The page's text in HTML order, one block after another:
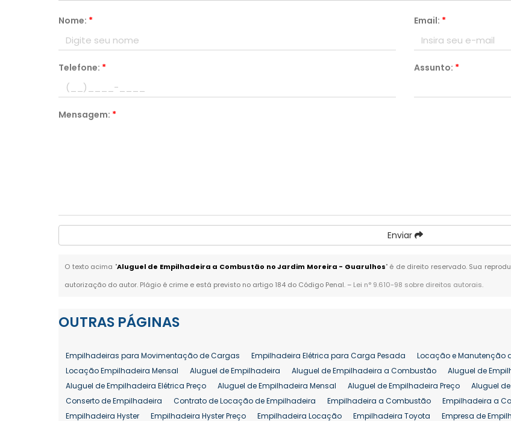
Nome: * Email: *
Telefone: * Assunto: *
Mensagem: *
Enviar
O texto acima "Aluguel de Empilhadeira a Combustão no Jardim Moreira - Guarulhos" é de direito reservado. Sua
autorização do autor. Plágio é crime e está previsto no artigo 184 do Código Penal. – Lei n° 9.610-98 sobre direitos autorais.
OUTRAS PÁGINAS
Empilhadeiras para Movimentação de Cargas Empilhadeira Elétrica para Carga Pesada Locação e Manutenção
Locação Empilhadeira Mensal
Aluguel de Empilhadeira Aluguel de Empilhadeira a Combustão Aluguel de
Aluguel de Empilhadeira Elétrica Preço
Aluguel de Empilhadeira Mensal Aluguel de Empilhadeira Preço Aluguel
Conserto de Empilhadeira
Contrato de Locação de Empilhadeira Empilhadeira a Combustão Empilhadeira a
Empilhadeira Hyster
Empilhadeira Hyster Preço Empilhadeira Locação Empilhadeira Toyota Empresa de